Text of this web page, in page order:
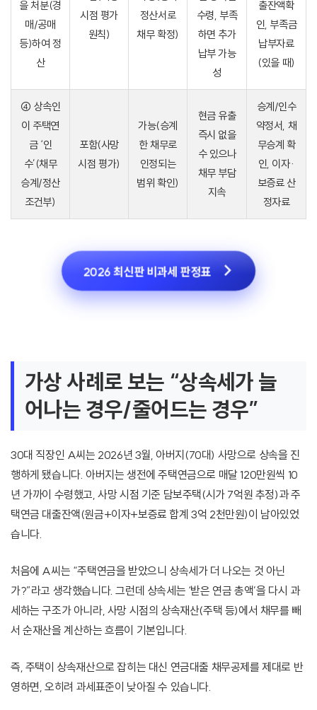
을 처분(경
매/공매
등)하여 정
산
시점 평가
원칙)
정산서로
채무 확정)
수령, 부족
하면 추가
납부 가능
성
출잔액확
인, 부족금
납부자료
(있을 때)
④ 상속인
이 주택연
금 ‘인
수’(채무
승계/정산
조건부)
포함(사망
시점 평가)
가능(승계
한 채무로
인정되는
범위 확인)
현금 유출
즉시 없을
수 있으나
채무 부담
지속
승계/인수
약정서, 채
무승계 확
인, 이자·
보증료 산
정자료
2026 최신판 비과세 판정표
가상 사례로 보는 “상속세가 늘
어나는 경우/줄어드는 경우”
30대 직장인 A씨는 2026년 3월, 아버지(70대) 사망으로 상속을 진
행하게 됐습니다. 아버지는 생전에 주택연금으로 매달 120만원씩 10
년 가까이 수령했고, 사망 시점 기준 담보주택(시가 7억원 추정)과 주
택연금 대출잔액(원금+이자+보증료 합계 3억 2천만원)이 남아있었
습니다.
처음에 A씨는 “주택연금을 받았으니 상속세가 더 나오는 것 아닌
가?”라고 생각했습니다. 그런데 상속세는 ‘받은 연금 총액’을 다시 과
세하는 구조가 아니라, 사망 시점의 상속재산(주택 등)에서 채무를 빼
서 순재산을 계산하는 흐름이 기본입니다.
즉, 주택이 상속재산으로 잡히는 대신 연금대출 채무공제를 제대로 반
영하면, 오히려 과세표준이 낮아질 수 있습니다.